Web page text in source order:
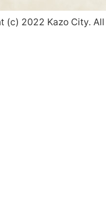
(c) 2022 Kazo City.